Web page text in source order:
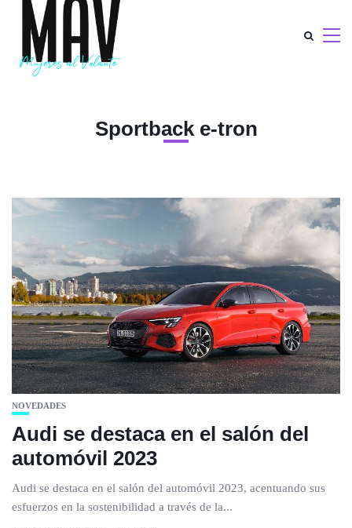
Sportback e-tron
NOVEDADES
Audi se destaca en el salón del
automóvil 2023
Audi se destaca en el salón del automóvil 2023, acentuando sus
esfuerzos en la sostenibilidad a través de la...